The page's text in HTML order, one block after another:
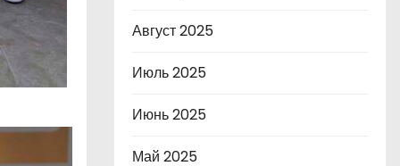
Август 2025
Июль 2025
Июнь 2025
Май 2025